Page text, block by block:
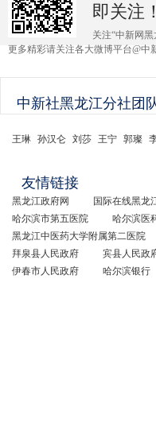
即关注！
关注“中新网黑
更多精彩请关注各大微博平台@中
中新社黑龙江分社团
王琳 孙汉仑 刘莎 王宁 郭璨
友情链接
黑龙江政府网 国际在线黑龙
哈尔滨市第五医院
哈尔滨医
黑龙江中医药大学附属第二医院
拜泉县人民政府
宾县人民政
伊春市人民政府
哈尔滨银行